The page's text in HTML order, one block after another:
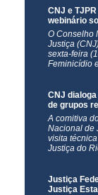
CNJ e
webinário
O Conselho
Justiça
sexta-feira
Feminicídio
CNJ
de grupos
A comitiva
Nacional de
visita
Justiça do
Justiça
Justiça